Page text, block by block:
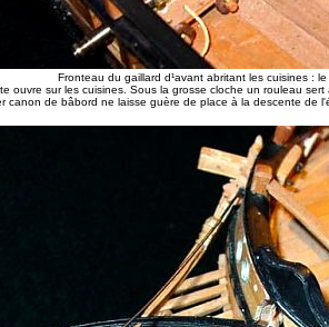
Fronteau du gaillard d¹avant abritant les cuisines :
ouvre sur les cuisines. Sous la grosse cloche un rouleau
canon de bâbord ne laisse guère de place à la descente de